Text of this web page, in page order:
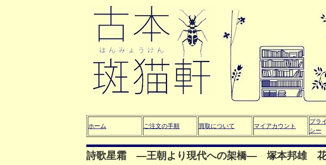
ホーム ご注文の手順 買取について マイアカウント
プラ
シー
詩歌星霜 ―王朝より現代への架橋― 塚本邦雄